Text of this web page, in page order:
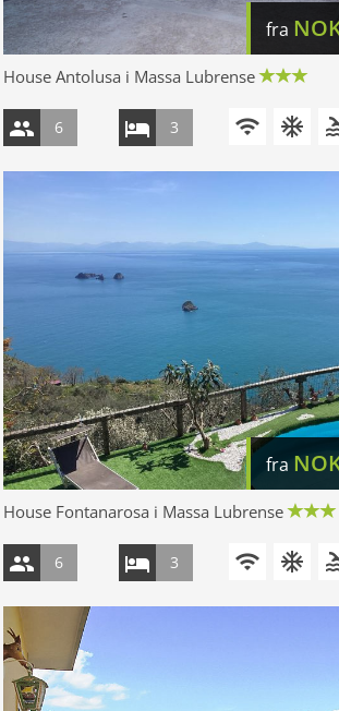
fra
House Antolusa i Massa Lubrense
6 3
fra
House Fontanarosa i Massa Lubrense
6 3